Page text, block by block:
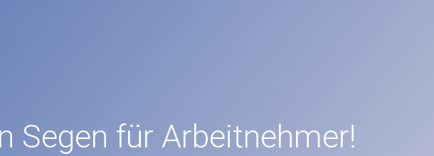
Segen für Arbeitnehmer!